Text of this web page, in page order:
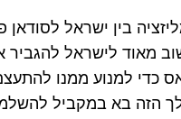
בין ישראל לסודאן
מאוד לישראל
כדי למנוע ממנו
הזה בא במקביל